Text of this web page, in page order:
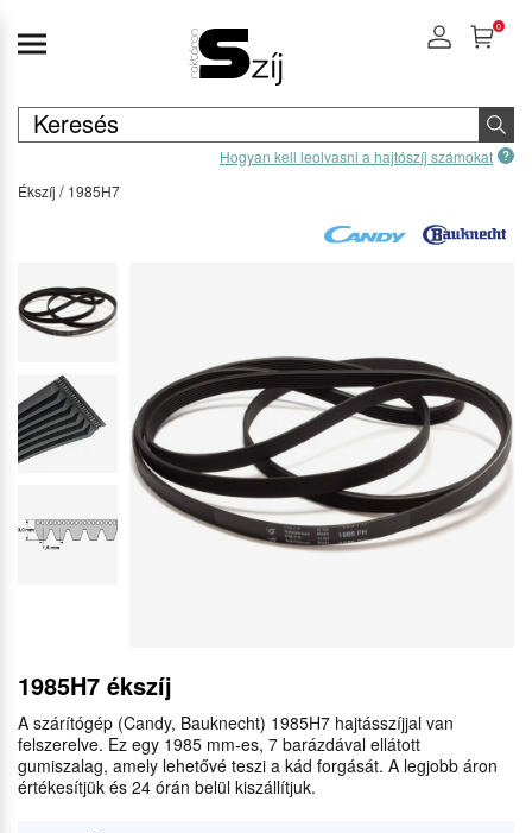
Hogyan kell leolvasni a hajtószíj számokat
0
Ékszíj 1985H7
1985H7 ékszíj
A szárítógép (Candy, Bauknecht) 1985H7 hajtásszíjjal van
felszerelve. Ez egy 1985 mm-es, 7 barázdával ellátott
gumiszalag, amely lehetővé teszi a kád forgását. A legjobb áron
értékesítjük és 24 órán belül kiszállítjuk.